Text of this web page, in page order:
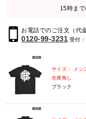
15時ま
お電話でのご注文（代
0120-99-3231 受付
サイズ： メン
在庫無し
ブラック